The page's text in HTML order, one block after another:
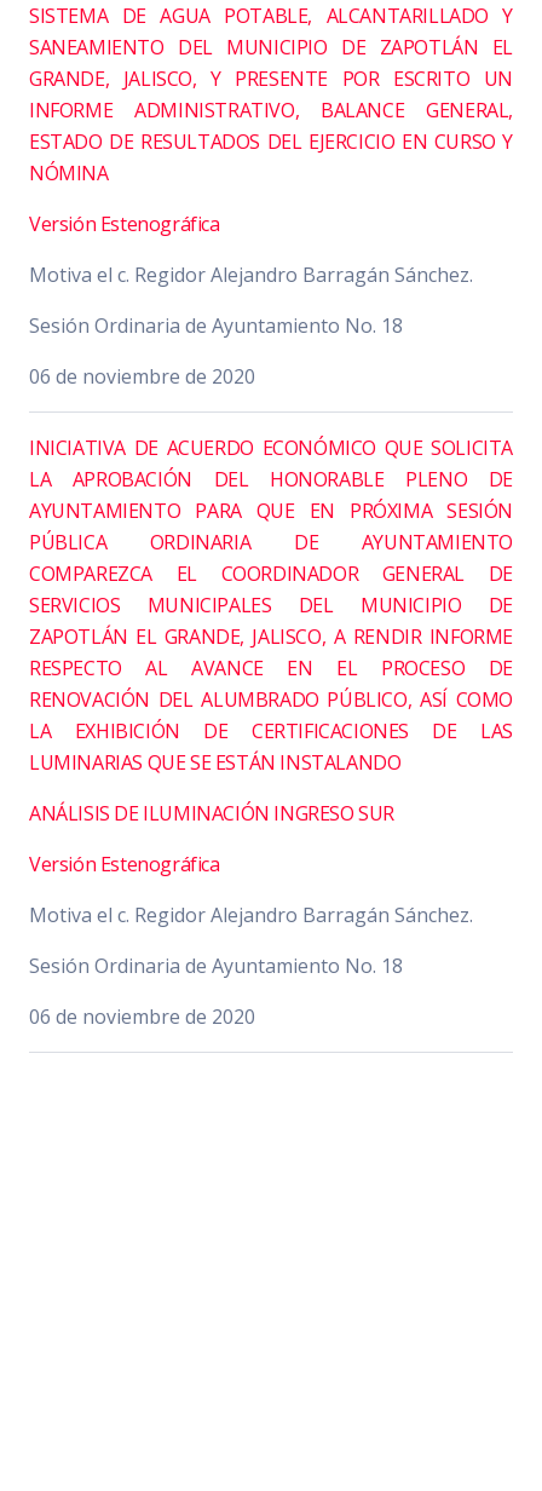
SISTEMA DE AGUA POTABLE, ALCANTARILLADO Y
SANEAMIENTO DEL MUNICIPIO DE ZAPOTLÁN EL
GRANDE, JALISCO, Y PRESENTE POR ESCRITO UN
INFORME ADMINISTRATIVO, BALANCE GENERAL,
ESTADO DE RESULTADOS DEL EJERCICIO EN CURSO Y
NÓMINA
Versión Estenográfica
Motiva el c. Regidor Alejandro Barragán Sánchez.
Sesión Ordinaria de Ayuntamiento No. 18
06 de noviembre de 2020
INICIATIVA DE ACUERDO ECONÓMICO QUE SOLICITA
LA APROBACIÓN DEL HONORABLE PLENO DE
AYUNTAMIENTO PARA QUE EN PRÓXIMA SESIÓN
PÚBLICA ORDINARIA DE AYUNTAMIENTO
COMPAREZCA EL COORDINADOR GENERAL DE
SERVICIOS MUNICIPALES DEL MUNICIPIO DE
ZAPOTLÁN EL GRANDE, JALISCO, A RENDIR INFORME
RESPECTO AL AVANCE EN EL PROCESO DE
RENOVACIÓN DEL ALUMBRADO PÚBLICO, ASÍ COMO
LA EXHIBICIÓN DE CERTIFICACIONES DE LAS
LUMINARIAS QUE SE ESTÁN INSTALANDO
ANÁLISIS DE ILUMINACIÓN INGRESO SUR
Versión Estenográfica
Motiva el c. Regidor Alejandro Barragán Sánchez.
Sesión Ordinaria de Ayuntamiento No. 18
06 de noviembre de 2020